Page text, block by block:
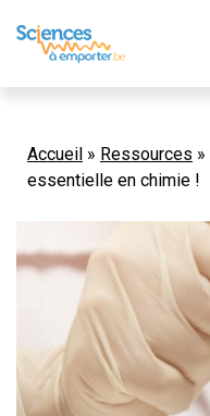
Accueil » Ressources »
essentielle en chimie !